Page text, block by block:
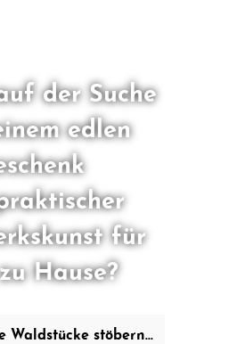
der Suche
edlen
für
Hause?
stöbern...